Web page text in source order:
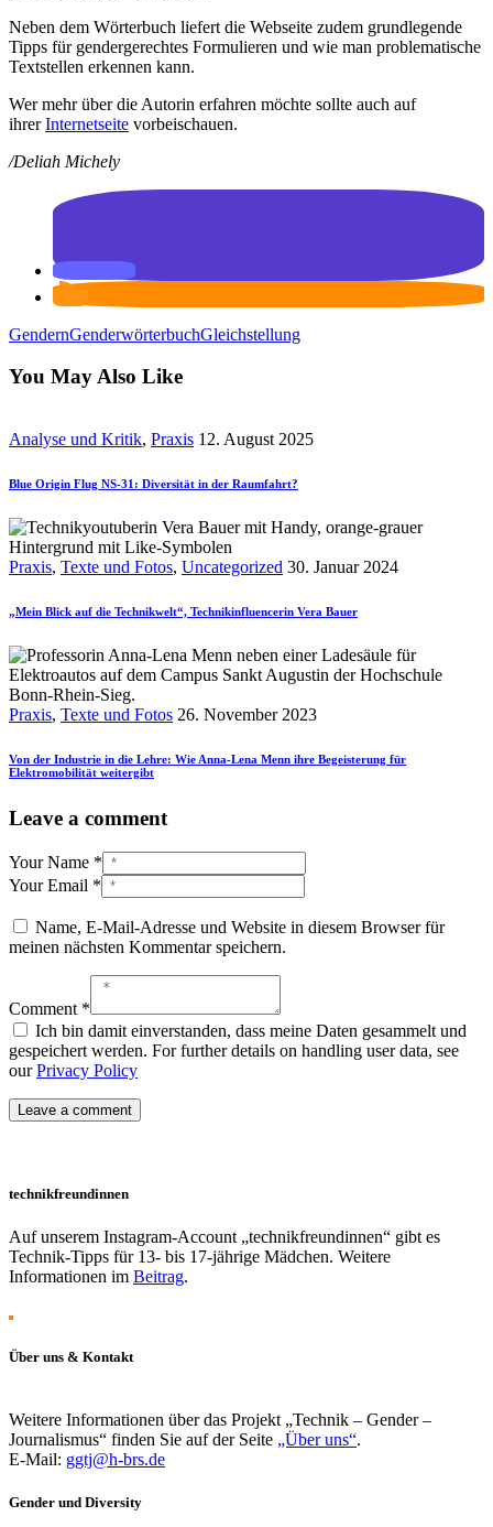
Neben dem Wörterbuch liefert die Webseite zudem grundlegende
Tipps für gendergerechtes Formulieren und wie man problematische
Textstellen erkennen kann.
Wer mehr über die Autorin erfahren möchte sollte auch auf
ihrerInternetseite vorbeischauen.
/Deliah Michely
GendernGenderwörterbuchGleichstellung
You May Also Like
Analyse und Kritik, Praxis 12. August 2025
Blue Origin Flug NS-31: Diversität in der Raumfahrt?
Praxis, Texte und Fotos, Uncategorized 30. Januar 2024
„Mein Blick auf die Technikwelt“, Technikinfluencerin Vera Bauer
Praxis, Texte und Fotos 26. November 2023
Von der Industrie in die Lehre: Wie Anna-Lena Menn ihre Begeisterung für
Elektromobilität weitergibt
Leave a comment
Your Name *
Your Email *
Name, E-Mail-Adresse und Website in diesem Browser für
meinen nächsten Kommentar speichern.
Comment *
Ich bin damit einverstanden, dass meine Daten gesammelt und
gespeichert werden. For further details on handling user data, see
ourPrivacy Policy
technikfreundinnen
Auf unserem Instagram-Account „technikfreundinnen“ gibt es
Technik-Tipps für 13- bis 17-jährige Mädchen. Weitere
Informationen im Beitrag.
Über uns & Kontakt
Weitere Informationen über das Projekt „Technik – Gender –
Journalismus“ finden Sie auf der Seite „Über uns“.
E-Mail: ggtj@h-brs.de
Gender und Diversity